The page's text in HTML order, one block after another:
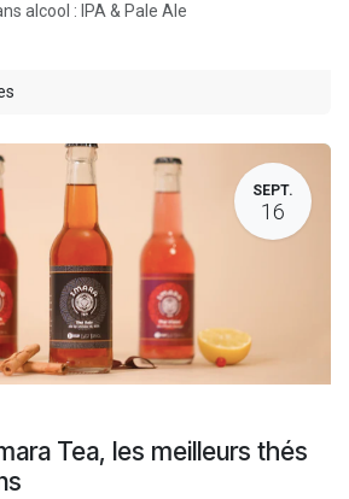
alcool : IPA & Pale Ale
SEPT.
16
Tea, les meilleurs thés